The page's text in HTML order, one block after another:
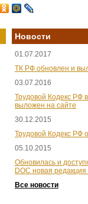
Новости
01.07.2017
ТК РФ обновлен и
03.07.2016
Трудовой Кодекс РФ
выложен на сайте
30.12.2015
Трудовой Кодекс РФ
05.10.2015
Обновилась и
DOC новая редакция
Все новости